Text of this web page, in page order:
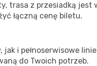
trasa z przesiadką jest
łączną cenę biletu.
i pełnoserwisowe
do Twoich potrzeb.